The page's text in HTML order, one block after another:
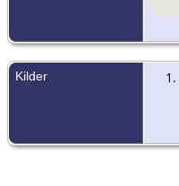
Kilder